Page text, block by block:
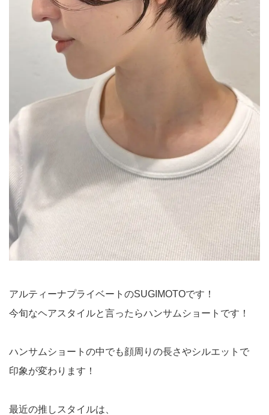
アルティーナプライベートのSUGIMOTOです！
今旬なヘアスタイルと言ったらハンサムショートです！
ハンサムショートの中でも顔周りの長さやシルエットで
印象が変わります！
最近の推しスタイルは、